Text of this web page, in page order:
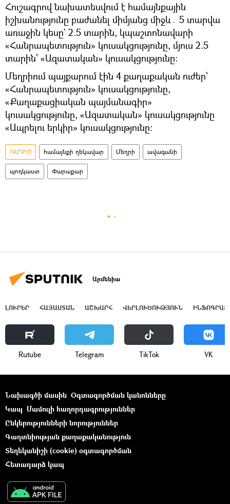
Հուշագրով նախատեսվում է համայնքային
իշխանությունը բաժանել միմյանց միջև․ 5 տարվա
առաջին կեսը` 2.5 տարին, կպաշտոնավարի
«Հանրապետություն» կուսակցությունը, մյուս 2.5
տարին՝ «Ազատական» կուսակցությունը:
Մեղրիում պայքարում էին 4 քաղաքական ուժեր՝
«Հանրապետություն» կուսակցությունը,
«Քաղաքացիական պայմանագիր»
կուսակցությունը, «Ազատական» կուսակցությունը
«Ապրելու երկիր» կուսակցությունը:
ՌԱԴԻՈ համայնքի ղեկավար Մեղրի ավագանի
պոդկաստ Փարաքար
Արմենիա
ԼՈՒՐԵՐ ՀԱՅԱՍՏԱՆ ԱՇԽԱՐՀ ՎԵՐԼՈՒԾՈՒԹՅՈՒՆ
Rutube Telegram ТikТоk VK
Նախագծի մասին Օգտագործման կանոնները
Կապ Մամուլի հաղորդագրություններ
Ընկերությունների նորություններ
Գաղտնիության քաղաքականություն
Տեղեկանիշի (cookie) օգտագործման
Հետադարձ կապ